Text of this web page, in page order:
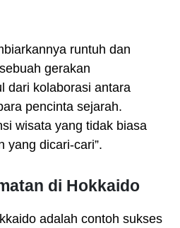
runtuh dan
gerakan
dari kolaborasi antara
pencinta sejarah.
wisata yang tidak biasa
yang dicari-cari”.
di Hokkaido
adalah contoh sukses